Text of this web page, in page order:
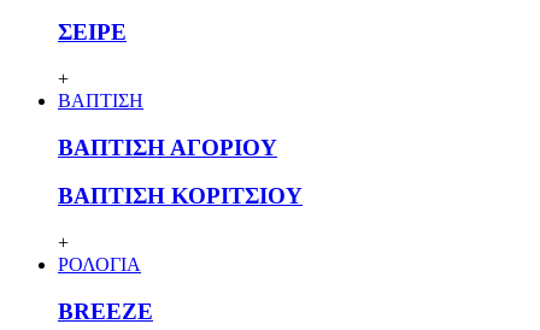
ΣΕΙΡΕ
+
ΒΑΠΤΙΣΗ
ΒΑΠΤΙΣΗ ΑΓΟΡΙΟΥ
ΒΑΠΤΙΣΗ ΚΟΡΙΤΣΙΟΥ
+
ΡΟΛΟΓΙΑ
BREEZE